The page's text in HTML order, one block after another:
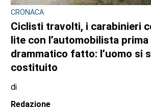
CRONACA
Ciclisti travolti, i carabinieri
lite con l’automobilista prima
drammatico fatto: l’uomo si
costituito